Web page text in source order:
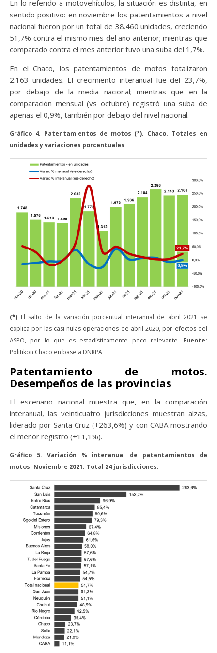
En lo referido a motovehículos, la situación es distinta, en
sentido positivo: en noviembre los patentamientos a nivel
nacional fueron por un total de 38.460 unidades, creciendo
51,7% contra el mismo mes del año anterior; mientras que
comparado contra el mes anterior tuvo una suba del 1,7%.
En el Chaco, los patentamientos de motos totalizaron
2.163 unidades. El crecimiento interanual fue del 23,7%,
por debajo de la media nacional; mientras que en la
comparación mensual (vs octubre) registró una suba de
apenas el 0,9%, también por debajo del nivel nacional.
Gráfico 4. Patentamientos de motos (*). Chaco. Totales en
unidades y variaciones porcentuales
(*) El salto de la variación porcentual interanual de abril 2021 se
explica por las casi nulas operaciones de abril 2020, por efectos del
ASPO, por lo que es estadísticamente poco relevante. Fuente:
Politikon Chaco en base a DNRPA
Patentamiento de motos.
Desempeños de las provincias
El escenario nacional muestra que, en la comparación
interanual, las veinticuatro jurisdicciones muestran alzas,
liderado por Santa Cruz (+263,6%) y con CABA mostrando
el menor registro (+11,1%).
Gráfico 5. Variación % interanual de patentamientos de
motos. Noviembre 2021. Total 24 jurisdicciones.